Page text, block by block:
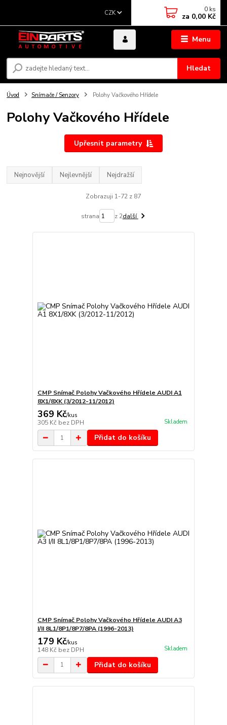
Menu
CZK
Hledat
0 ks
za 0,00 Kč
Úvod Snímače / Senzory Polohy Vačkového Hřídele
Polohy Vačkového Hřídele
Upřesnit parametry
Nejnovější Nejlevnější Nejdražší
Zobrazuji 1-72 z 87
strana z 2další
CMP Snímač Polohy Vačkového Hřídele AUDI A1
8X1/8XK (3/2012-11/2012)
369 Kč/kus
305 Kč bez DPH Skladem
Přidat do košíku
CMP Snímač Polohy Vačkového Hřídele AUDI A3
I/II 8L1/8P1/8P7/8PA (1996-2013)
179 Kč/kus
148 Kč bez DPH Skladem
Přidat do košíku